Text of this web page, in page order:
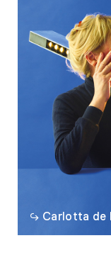
Carlotta de